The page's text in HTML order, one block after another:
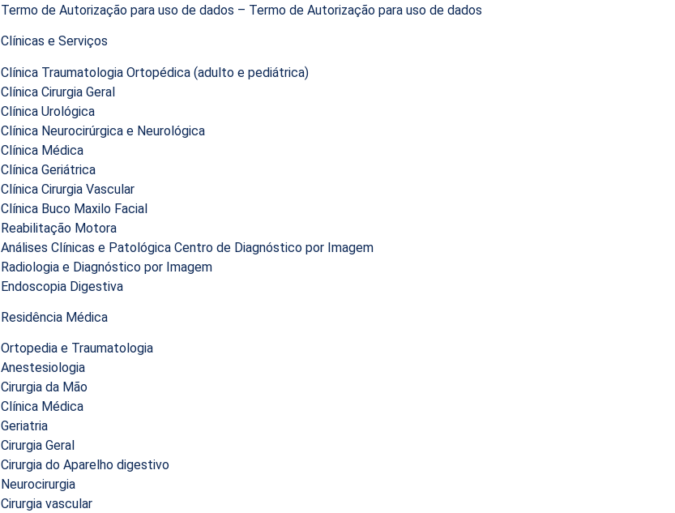
Termo de Autorização para uso de dados – Termo de Autorização para uso de dados
Clínicas e Serviços
Clínica Traumatologia Ortopédica (adulto e pediátrica)
Clínica Cirurgia Geral
Clínica Urológica
Clínica Neurocirúrgica e Neurológica
Clínica Médica
Clínica Geriátrica
Clínica Cirurgia Vascular
Clínica Buco Maxilo Facial
Reabilitação Motora
Análises Clínicas e Patológica Centro de Diagnóstico por Imagem
Radiologia e Diagnóstico por Imagem
Endoscopia Digestiva
Residência Médica
Ortopedia e Traumatologia
Anestesiologia
Cirurgia da Mão
Clínica Médica
Geriatria
Cirurgia Geral
Cirurgia do Aparelho digestivo
Neurocirurgia
Cirurgia vascular